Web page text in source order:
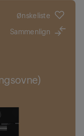
Ønskeliste
Sammenlign